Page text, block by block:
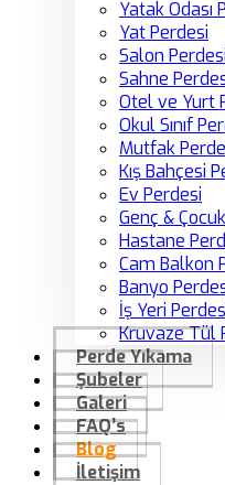
Yatak Odası
Yat Perdesi
Salon Perdesi
Sahne
Otel ve Yurt
Okul Sınıf
Mutfak
Kış Bahçesi
Ev Perdesi
Genç &
Hastane
Cam Balkon
Banyo
İş Yeri
Kruvaze Tül
Perde Yıkama
Şubeler
Galeri
FAQ’s
Blog
İletişim